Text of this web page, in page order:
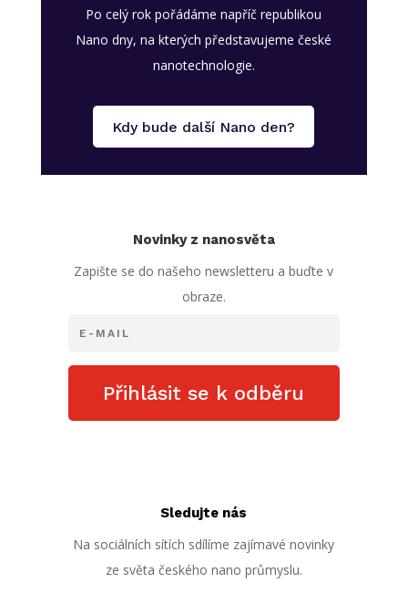
Po celý rok pořádáme napříč republikou
Nano dny, na kterých představujeme české
nanotechnologie.
Kdy bude další Nano den?
Novinky z nanosvěta
Zapište se do našeho newsletteru a buďte v
obraze.
Přihlásit se k odběru
Sledujte nás
Na sociálních sítích sdílíme zajímavé novinky
ze světa českého nano průmyslu.